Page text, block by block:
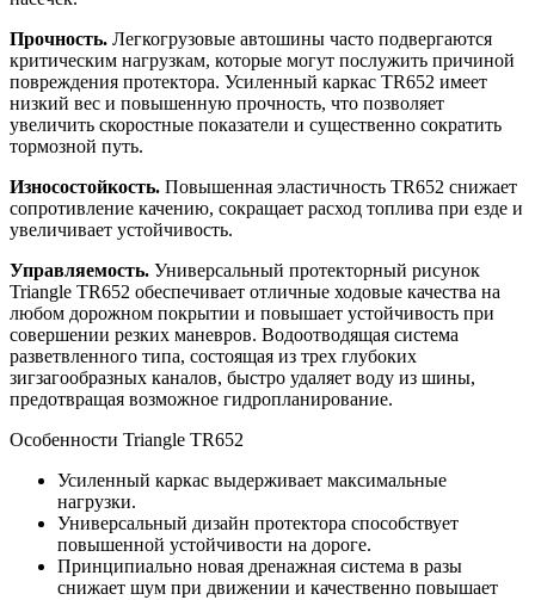
Прочность. Легкогрузовые автошины часто подвергаются
критическим нагрузкам, которые могут послужить причиной
повреждения протектора. Усиленный каркас TR652 имеет
низкий вес и повышенную прочность, что позволяет
увеличить скоростные показатели и существенно сократить
тормозной путь.
Износостойкость. Повышенная эластичность TR652 снижает
сопротивление качению, сокращает расход топлива при езде и
увеличивает устойчивость.
Управляемость. Универсальный протекторный рисунок
Triangle TR652 обеспечивает отличные ходовые качества на
любом дорожном покрытии и повышает устойчивость при
совершении резких маневров. Водоотводящая система
разветвленного типа, состоящая из трех глубоких
зигзагообразных каналов, быстро удаляет воду из шины,
предотвращая возможное гидропланирование.
Особенности Triangle TR652
Усиленный каркас выдерживает максимальные
нагрузки.
Универсальный дизайн протектора способствует
повышенной устойчивости на дороге.
Принципиально новая дренажная система в разы
снижает шум при движении и качественно повышает